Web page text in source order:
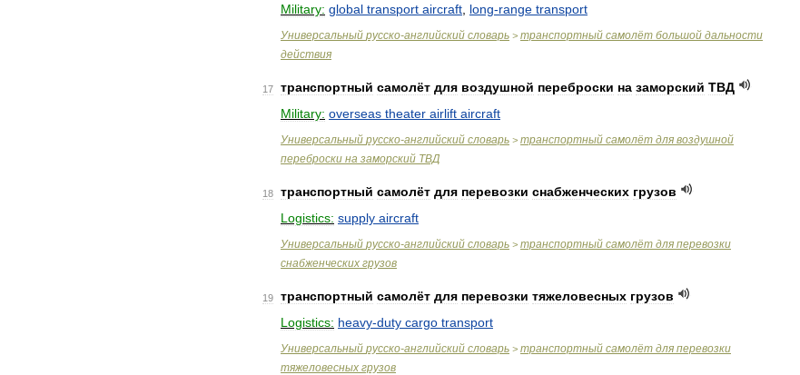
Military: global transport aircraft long-range transport
Универсальный русско-английский словарь > транспортный самолёт большой дальности
действия
17 транспортный самолёт для воздушной переброски на заморский ТВД
Military: overseas theater airlift aircraft
Универсальный русско-английский словарь > транспортный самолёт для воздушной
переброски на заморский ТВД
18 транспортный самолёт для перевозки снабженческих грузов
Logistics: supply aircraft
Универсальный русско-английский словарь > транспортный самолёт для перевозки
снабженческих грузов
19 транспортный самолёт для перевозки тяжеловесных грузов
Logistics: heavy-duty cargo transport
Универсальный русско-английский словарь > транспортный самолёт для перевозки
тяжеловесных грузов